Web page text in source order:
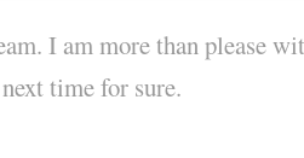
I am more than please
time for sure.